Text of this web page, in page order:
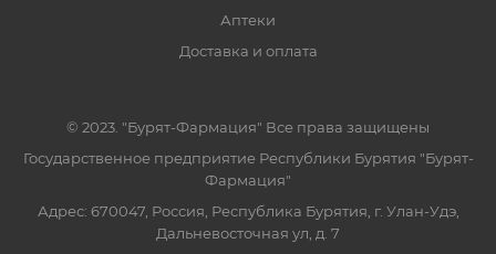
Аптеки
Доставка и оплата
© 2023. "Бурят-Фармация" Все права защищены
Государственное предприятие Республики Бурятия "Бурят-
Фармация"
Адрес: 670047, Россия, Республика Бурятия, г. Улан-Удэ,
Дальневосточная ул, д. 7